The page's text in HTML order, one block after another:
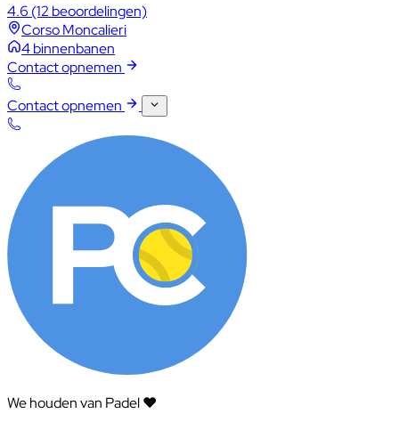
4.6 (12 beoordelingen)
Corso Moncalieri
4 binnenbanen
Contact opnemen
Contact opnemen
We houden van Padel ❤️